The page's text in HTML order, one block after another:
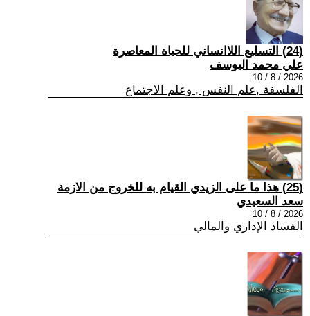
(24) التسليع اللاانساني للحياة المعاصرة
علي محمد اليوسف
2026 / 8 / 10
الفلسفة ,علم النفس , وعلم الاجتماع
(25) هذا ما على الزيدي القيام به للخروج من الازمة
سعد السعيدي
2026 / 8 / 10
الفساد الإداري والمالي